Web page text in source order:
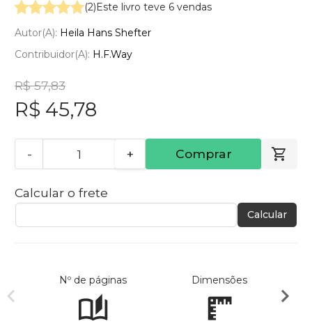
(2) Este livro teve 6 vendas
Autor(a): Heila Hans Shefter
Contribuidor(a): H.F.Way
R$ 57,83
R$ 45,78
- + Comprar
Calcular o frete
Calcular
Nº de páginas Dimensões